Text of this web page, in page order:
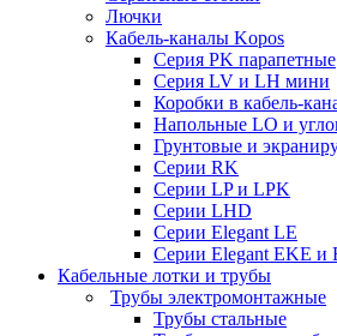
Лючки
Кабель-каналы Kopos
Серия PK парапетные
Серия LV и LH мини
Коробки в кабель-
Напольные LO и
Грунтовые и
Серии RK
Серии LP и LPK
Серии LHD
Серии Elegant LE
Серии Elegant EKE и
Кабельные лотки и трубы
Трубы электромонтажные
Трубы стальные